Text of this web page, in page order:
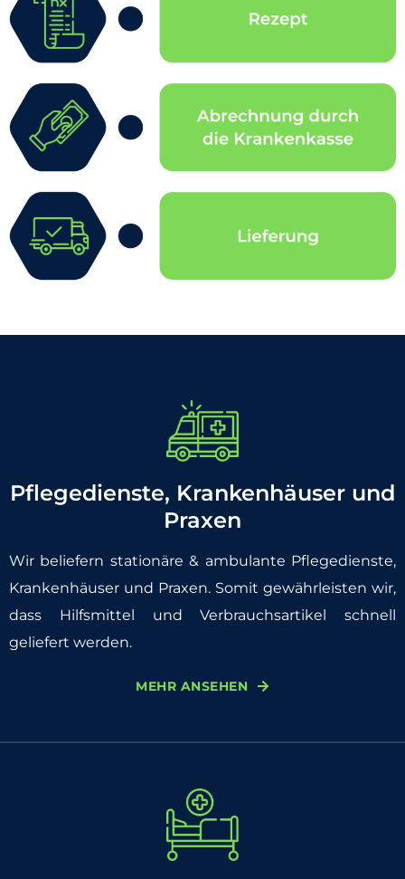
Pflegedienste, Krankenhäuser und
Praxen
Wir beliefern stationäre & ambulante Pflegedienste,
Krankenhäuser und Praxen. Somit gewährleisten wir,
dass Hilfsmittel und Verbrauchsartikel schnell
geliefert werden.
MEHR ANSEHEN